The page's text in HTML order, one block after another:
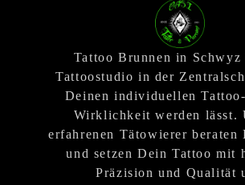
Tattoo Brunnen in Schwyz
Tattoostudio in der
Deinen individuellen Tattoo-
Wirklichkeit werden lässt.
erfahrenen Tätowierer beraten
und setzen Dein Tattoo mit
Präzision und Qualität